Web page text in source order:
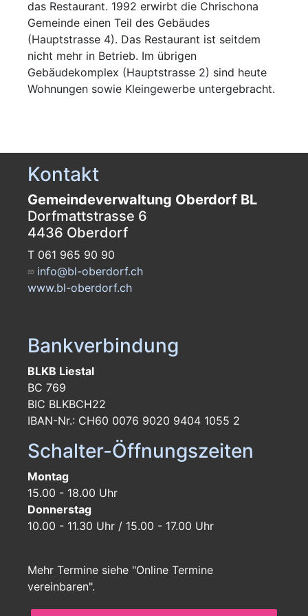
das Restaurant. 1992 erwirbt die Chrischona
Gemeinde einen Teil des Gebäudes
(Hauptstrasse 4). Das Restaurant ist seitdem
nicht mehr in Betrieb. Im übrigen
Gebäudekomplex (Hauptstrasse 2) sind heute
Wohnungen sowie Kleingewerbe untergebracht.
Kontakt
Gemeindeverwaltung Oberdorf BL
Dorfmattstrasse 6
4436 Oberdorf
T 061 965 90 90
info@bl-oberdorf.ch
www.bl-oberdorf.ch
Bankverbindung
BLKB Liestal
BC 769
BIC BLKBCH22
IBAN-Nr.: CH60 0076 9020 9404 1055 2
Schalter-Öffnungszeiten
Montag
15.00 - 18.00 Uhr
Donnerstag
10.00 - 11.30 Uhr / 15.00 - 17.00 Uhr
Mehr Termine siehe "Online Termine
vereinbaren".